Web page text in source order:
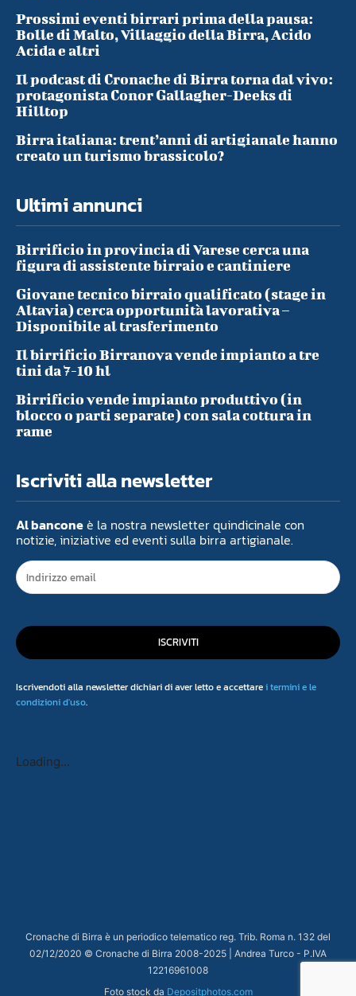
Prossimi eventi birrari prima della pausa:
Bolle di Malto, Villaggio della Birra, Acido
Acida e altri
Il podcast di Cronache di Birra torna dal vivo:
protagonista Conor Gallagher-Deeks di
Hilltop
Birra italiana: trent’anni di artigianale hanno
creato un turismo brassicolo?
Ultimi annunci
Birrificio in provincia di Varese cerca una
figura di assistente birraio e cantiniere
Giovane tecnico birraio qualificato (stage in
Altavia) cerca opportunità lavorativa –
Disponibile al trasferimento
Il birrificio Birranova vende impianto a tre
tini da 7-10 hl
Birrificio vende impianto produttivo (in
blocco o parti separate) con sala cottura in
rame
Iscriviti alla newsletter
Al banconeè la nostra newsletter quindicinale con
notizie, iniziative ed eventi sulla birra artigianale.
ISCRIVITI
Iscrivendoti alla newsletter dichiari di aver letto e accettarei termini e le
condizioni d'uso.
Loading...
Cronache di Birra è un periodico telematico reg. Trib. Roma n. 132 del
02/12/2020 © Cronache di Birra 2008-2025 | Andrea Turco - P.IVA
12216961008
Foto stock da Depositphotos.com